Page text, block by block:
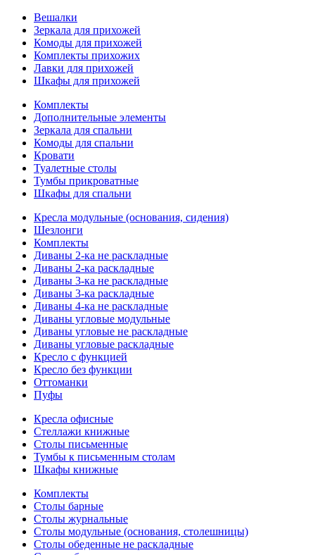
Вешалки
Зеркала для прихожей
Комоды для прихожей
Комплекты прихожих
Лавки для прихожей
Шкафы для прихожей
Комплекты
Дополнительные элементы
Зеркала для спальни
Комоды для спальни
Кровати
Туалетные столы
Тумбы прикроватные
Шкафы для спальни
Кресла модульные (основания, сидения)
Шезлонги
Комплекты
Диваны 2-ка не раскладные
Диваны 2-ка раскладные
Диваны 3-ка не раскладные
Диваны 3-ка раскладные
Диваны 4-ка не раскладные
Диваны угловые модульные
Диваны угловые не раскладные
Диваны угловые раскладные
Кресло с функцией
Кресло без функции
Оттоманки
Пуфы
Кресла офисные
Стеллажи книжные
Столы письменные
Тумбы к письменным столам
Шкафы книжные
Комплекты
Столы барные
Столы журнальные
Столы модульные (основания, столешницы)
Столы обеденные не раскладные